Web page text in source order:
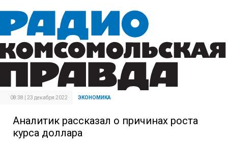
08:38 | 23 декабря 2022 ЭКОНОМИКА
Аналитик рассказал о причинах роста
курса доллара